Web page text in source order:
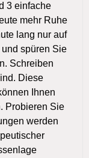
3 einfache
mehr Ruhe
lang nur auf
und spüren Sie
Schreiben
Diese
Ihnen
Probieren Sie
werden